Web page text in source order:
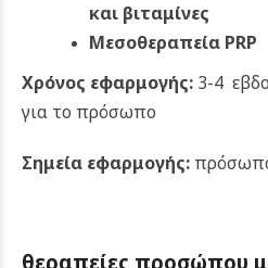
και βιταμίνες
Μεσοθεραπεία PRP
Χρόνος εφαρμογής: 3-4
για το πρόσωπο
Σημεία εφαρμογής:
θεραπείες προσώπου